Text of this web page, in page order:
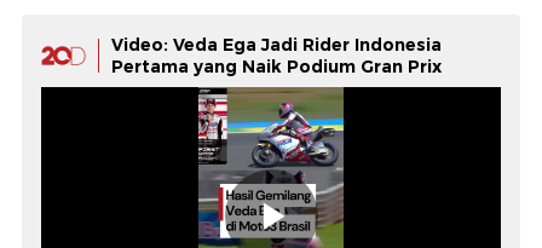
Video: Veda Ega Jadi Rider Indonesia
Pertama yang Naik Podium Gran Prix